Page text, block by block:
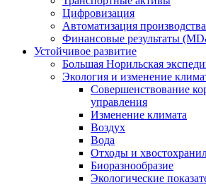
Цифровизация
Автоматизация производства
Финансовые результаты
Устойчивое развитие
Большая Норильская
Экология и изменение
Совершенствование
управления
Изменение климата
Воздух
Вода
Отходы и
Биоразнообразие
Экологические